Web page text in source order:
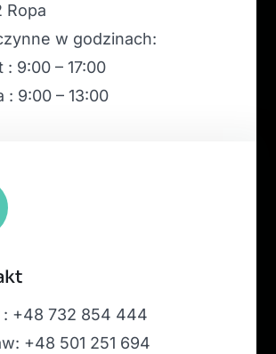
Ropa
w godzinach:
: 9:00 – 17:00
: 9:00 – 13:00
: +48 732 854 444
+48 501 251 694